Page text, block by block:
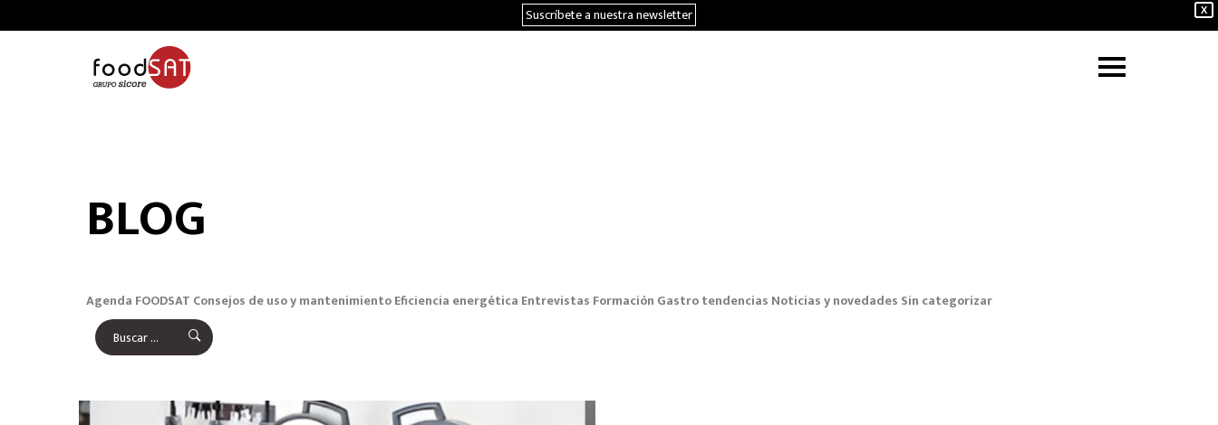
X
Suscríbete a nuestra newsletter
BLOG
Agenda FOODSAT Consejos de uso y mantenimientoEficiencia energética Entrevistas Formación Gastro tendencias Noticias y novedades Sin categorizar